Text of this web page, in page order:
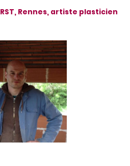
Rennes, artiste plasticien